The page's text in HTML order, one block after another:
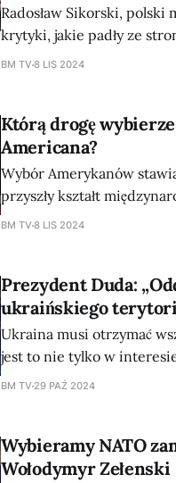
Radosław Sikorski, polski
krytyki, jakie padły ze
pod adresem polskiego
Wielka Brytania
BM TV8 LIS 2024
Którą drogę
Americana?
Wybór Amerykanów
przyszły kształt
NADZIEJE I OBAWY Powrót Trumpa na najwyższe stanowisko w kraju
szokiem. Zwolennicy
BM TV8 LIS 2024
Prezydent Duda:
ukraińskiego
Ukraina musi otrzymać
jest to nie tylko w
prezydent Andrzej Duda
BM TV 29 PAŹ 2024
Wybieramy NATO
Wołodymyr Zełenski